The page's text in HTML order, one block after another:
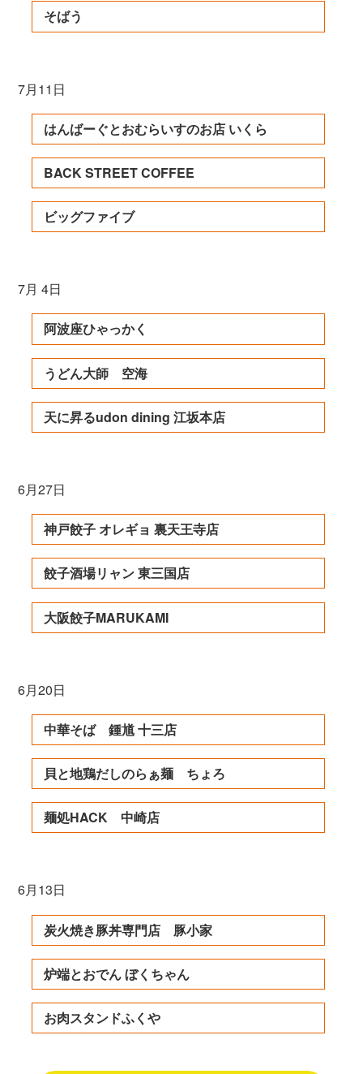
そばう
7月11日
はんばーぐとおむらいすのお店 いくら
BACK STREET COFFEE
ビッグファイブ
7月 4日
阿波座ひゃっかく
うどん大師 空海
天に昇るudon dining 江坂本店
6月27日
神戸餃子 オレギョ 裏天王寺店
餃子酒場リャン 東三国店
大阪餃子MARUKAMI
6月20日
中華そば 鍾馗 十三店
貝と地鶏だしのらぁ麺 ちょろ
麺処HACK 中崎店
6月13日
炭火焼き豚丼専門店 豚小家
炉端とおでん ぼくちゃん
お肉スタンドふくや